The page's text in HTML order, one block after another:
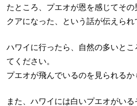
たところ、プエオが恩を感じてそ
クアになった、という話が伝えられ
ハワイに行ったら、自然の多いと
てください。
プエオが飛んでいるのを見られるか
また、ハワイには白いプエオがいる